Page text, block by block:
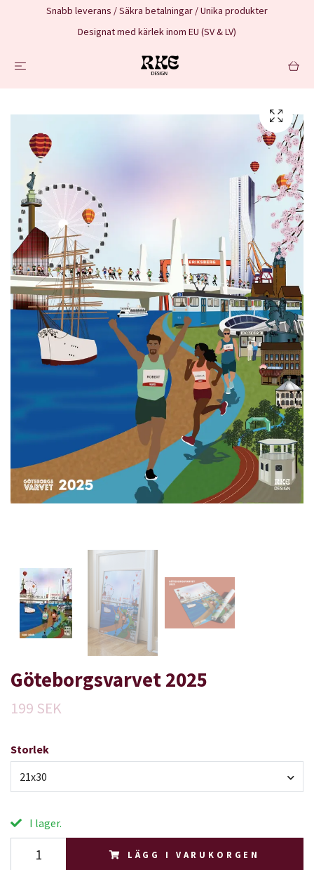
Snabb leverans / Säkra betalningar / Unika produkter
Designat med kärlek inom EU (SV & LV)
Göteborgsvarvet 2025
199 SEK
Storlek
21x30
I lager.
LÄGG I VARUKORGEN